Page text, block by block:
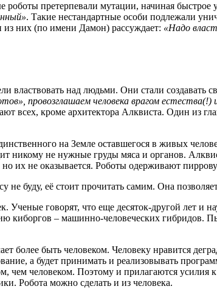
претерпевали мутации, начиная быстрое
. Такие нестандартные особи подлежали
них (по имени Дамон) рассуждает: «Надо
властвовать над людьми. Они стали создавать
провозглашаем человека врагом естества(!)
всех, кроме архитектора Алквиста. Один из
на Земле оставшегося в живых
никому не нужные груды мяса и органов.
их не оказывается. Роботы одерживают
буду, её стоит прочитать самим. Она
говорят, что еще десяток-другой лет и
киборгов – машинно-человеческих
более быть человеком. Человеку нравится
а будет принимать и реализовывать
чем человеком. Поэтому и прилагаются усилия
Робота можно сделать и из человека.